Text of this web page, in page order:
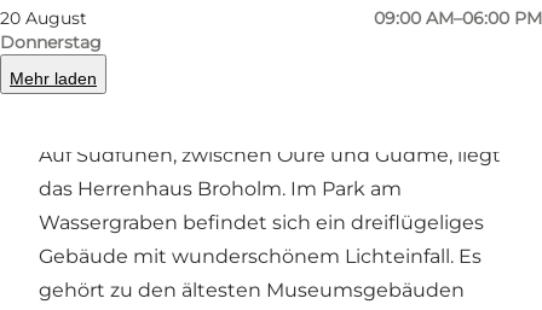
20 August
Donnerstag
09:00 AM–06:00 PM
Mehr laden
Ein kleines und einzigartiges Museum am
Auf Südfünen, zwischen Oure und Gudme, liegt
das Herrenhaus Broholm. Im Park am
Wassergraben befindet sich ein dreiflügeliges
Gebäude mit wunderschönem Lichteinfall. Es
gehört zu den ältesten Museumsgebäuden